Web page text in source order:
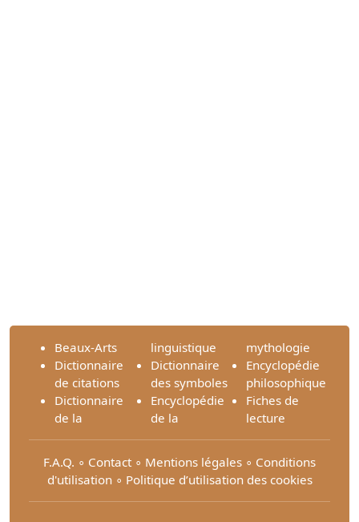
Beaux-Arts
Dictionnaire
de citations
Dictionnaire
de la
linguistique
Dictionnaire
des symboles
Encyclopédie
de la
mythologie
Encyclopédie
philosophique
Fiches de
lecture
F.A.Q. ∘ Contact ∘ Mentions légales ∘ Conditions
d'utilisation∘ Politique d’utilisation des cookies